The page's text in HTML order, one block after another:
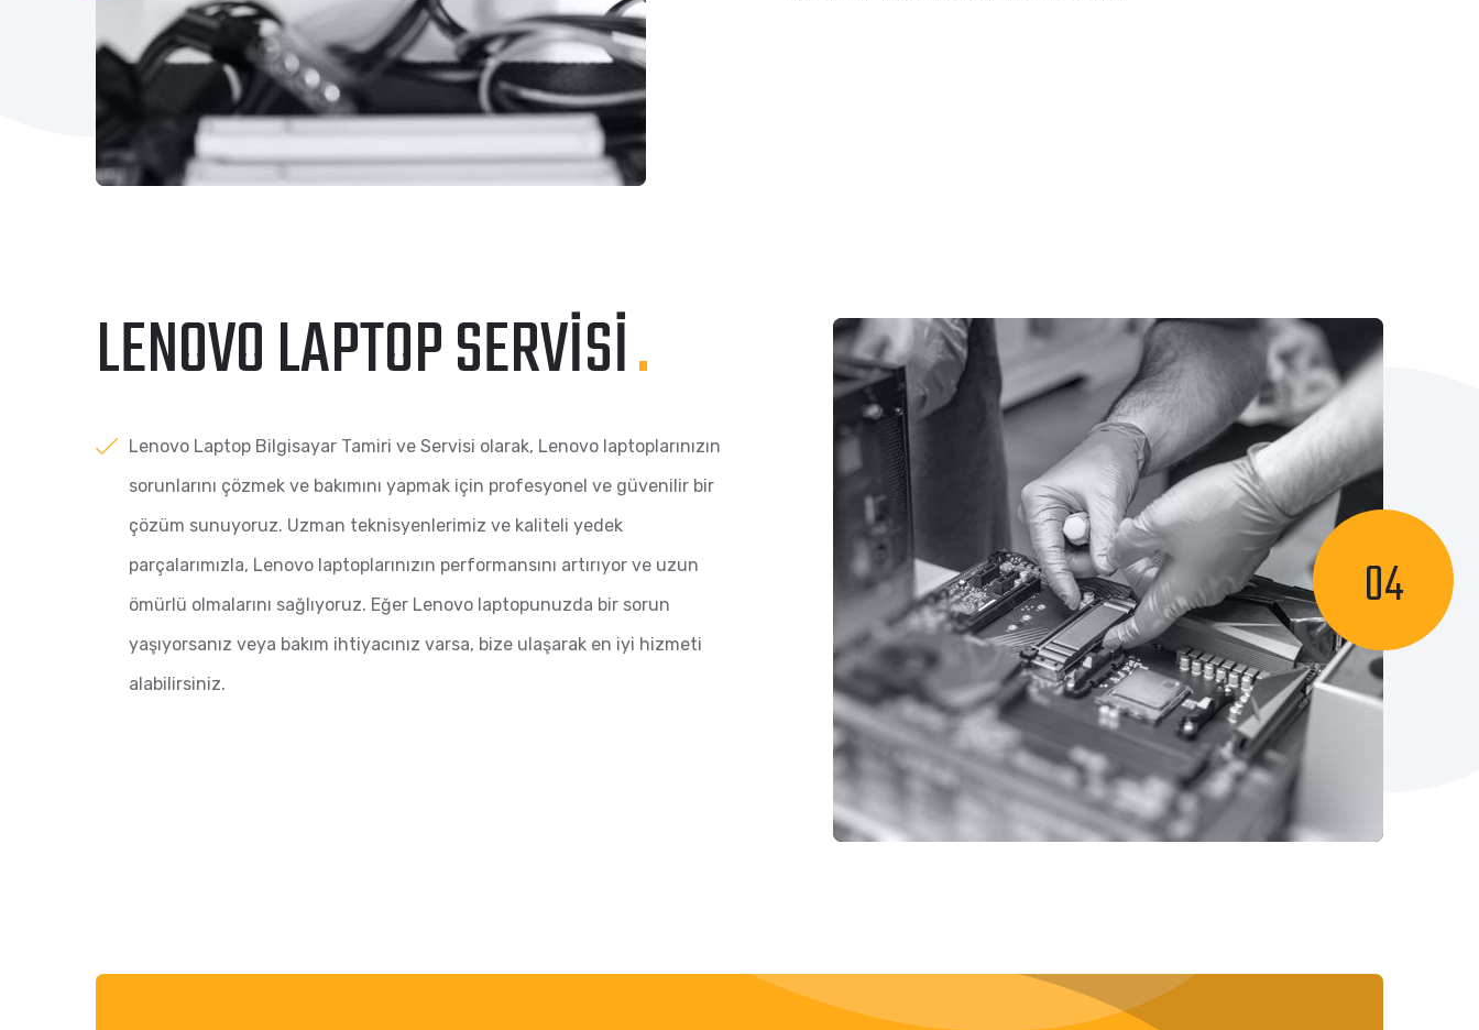
LENOVO LAPTOP SERVISI.
Lenovo Laptop Bilgisayar Tamiri ve Servisi olarak, Lenovo laptoplarınızın
sorunlarını çözmek ve bakımını yapmak için profesyonel ve güvenilir bir
çözüm sunuyoruz. Uzman teknisyenlerimiz ve kaliteli yedek
parçalarımızla, Lenovo laptoplarınızın performansını artırıyor ve uzun
ömürlü olmalarını sağlıyoruz. Eğer Lenovo laptopunuzda bir sorun
yaşıyorsanız veya bakım ihtiyacınız varsa, bize ulaşarak en iyi hizmeti
alabilirsiniz.